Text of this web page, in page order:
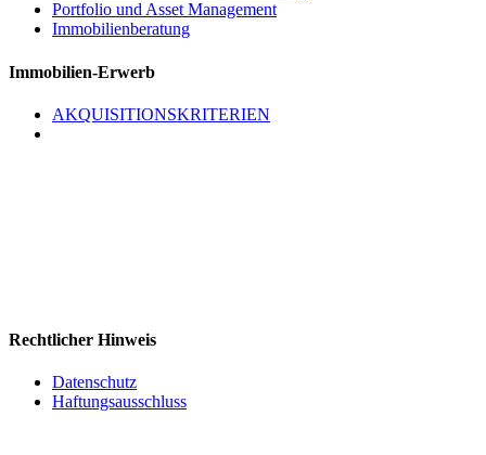
Portfolio und Asset Management
Immobilienberatung
Immobilien-Erwerb
AKQUISITIONSKRITERIEN
Rechtlicher Hinweis
Datenschutz
Haftungsausschluss